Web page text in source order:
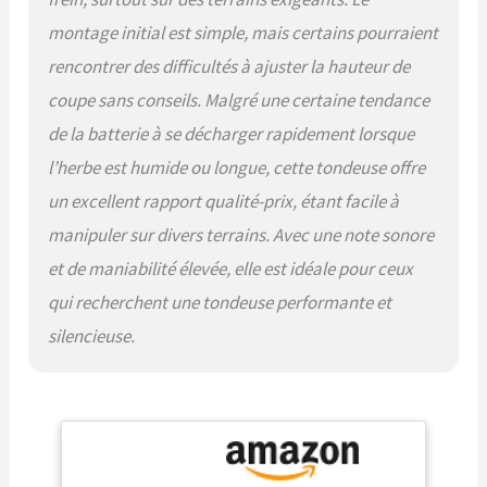
permettant à la fois le
paillage et l'ensachage
arrière, s'adaptant à vos
besoins d'entretien de
pelouse dans divers
environnements. Design
léger et durable : le plateau
résistant à la rouille de 43,2
cm est conçu pour une
maniabilité facile et une
utilisation durable. Sa
construction légère assure
une manipulation sans
effort, ce qui le rend parfait
livrée avec tondeuse, sac
de ramassage d'herbe,
batterie 60 V 4,0 Ah,
montage initial est simple, mais certains pourraient
rencontrer des difficultés à ajuster la hauteur de
coupe sans conseils. Malgré une certaine tendance
de la batterie à se décharger rapidement lorsque
l’herbe est humide ou longue, cette tondeuse offre
un excellent rapport qualité-prix, étant facile à
manipuler sur divers terrains. Avec une note sonore
et de maniabilité élevée, elle est idéale pour ceux
qui recherchent une tondeuse performante et
silencieuse.